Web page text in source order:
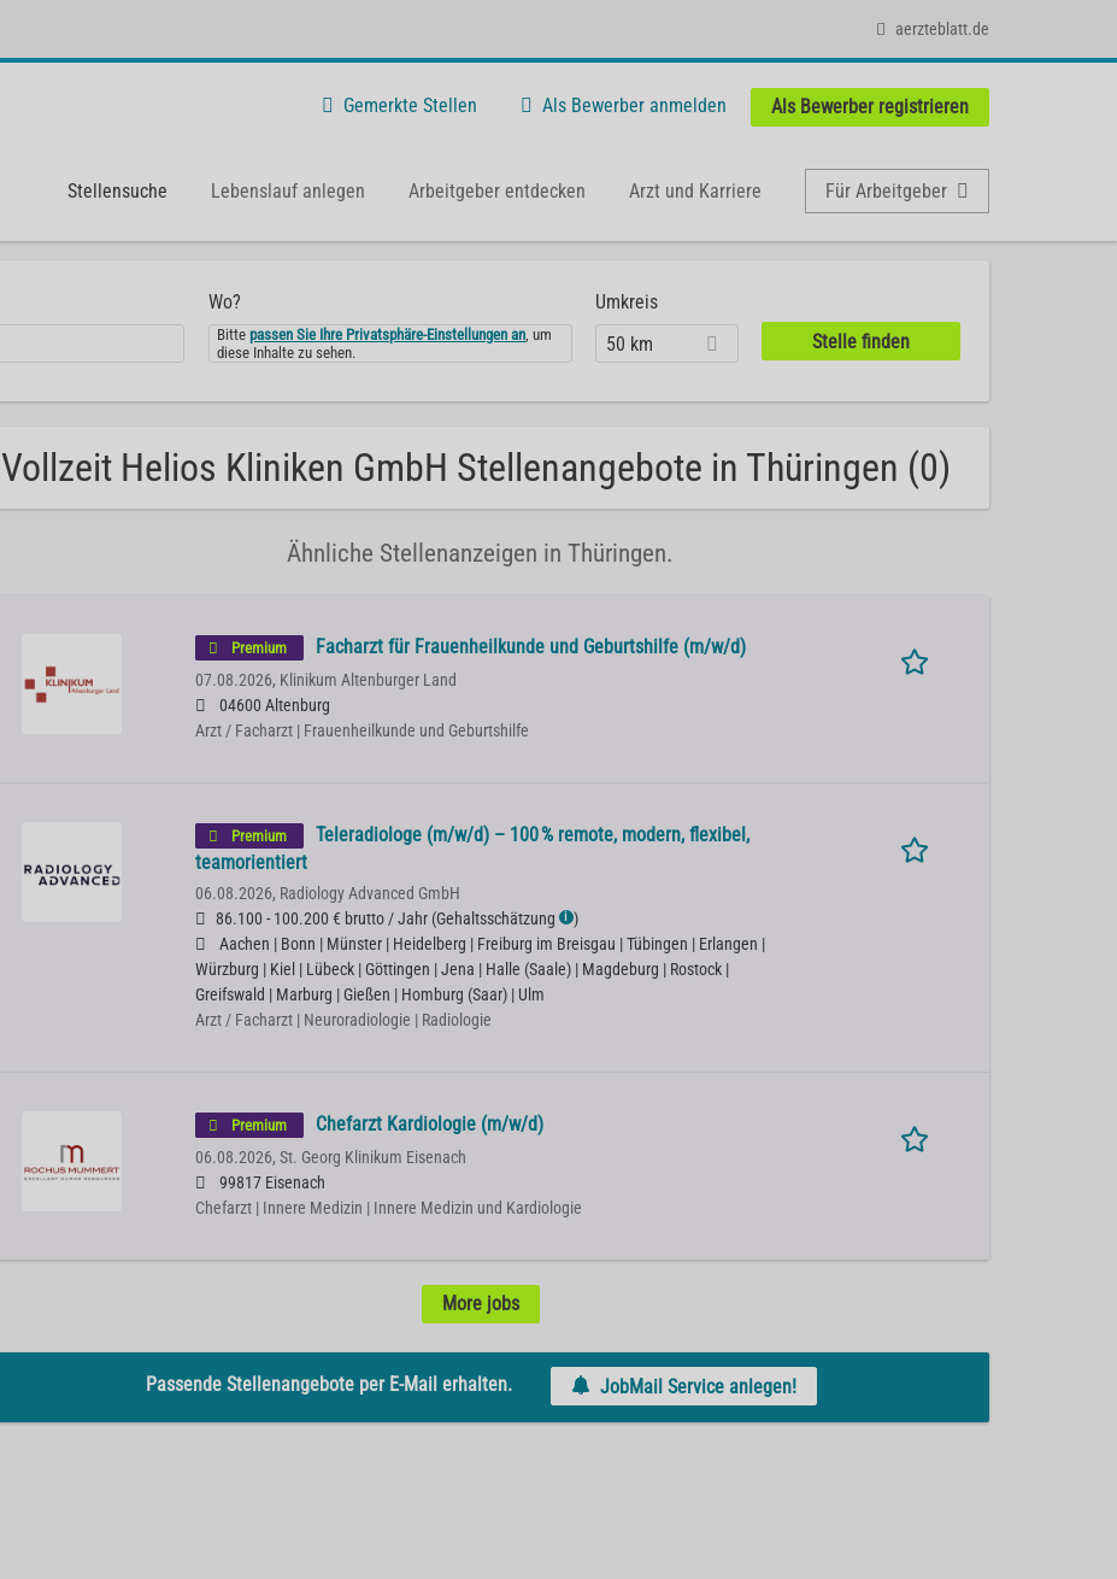
aerzteblatt.de
Gemerkte Stellen Als Bewerber anmelden Als Bewerber registrieren
Stellensuche Lebenslauf anlegen Arbeitgeber entdecken Arzt und Karriere Für Arbeitgeber
Wo?
Bittepassen Sie Ihre Privatsphäre-Einstellungen an, um
diese Inhalte zu sehen.
Umkreis
50 km
Vollzeit Helios Kliniken GmbH Stellenangebote in Thüringen (0)
Ähnliche Stellenanzeigen in Thüringen.
Premium Facharzt für Frauenheilkunde und Geburtshilfe (m/w/d)
07.08.2026, Klinikum Altenburger Land
04600 Altenburg
Arzt / Facharzt | Frauenheilkunde und Geburtshilfe
Premium
Teleradiologe (m/w/d) – 100 % remote, modern, flexibel,
teamorientiert
06.08.2026, Radiology Advanced GmbH
86.100 - 100.200 € brutto / Jahr (Gehaltsschätzung ℹ )
Aachen | Bonn | Münster | Heidelberg | Freiburg im Breisgau | Tübingen | Erlangen |
Würzburg | Kiel | Lübeck | Göttingen | Jena | Halle (Saale) | Magdeburg | Rostock |
Greifswald | Marburg | Gießen | Homburg (Saar) | Ulm
Arzt / Facharzt | Neuroradiologie | Radiologie
Premium Chefarzt Kardiologie (m/w/d)
06.08.2026, St. Georg Klinikum Eisenach
99817 Eisenach
Chefarzt | Innere Medizin | Innere Medizin und Kardiologie
More jobs
Passende Stellenangebote per E-Mail erhalten. JobMail Service anlegen!